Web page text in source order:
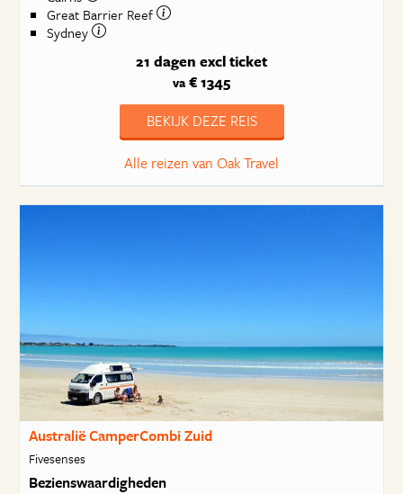
Great Barrier Reef
Sydney
21 dagen excl ticket
va € 1345
BEKIJK DEZE REIS
Alle reizen van Oak Travel
Australië CamperCombi Zuid
Fivesenses
Bezienswaardigheden